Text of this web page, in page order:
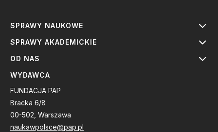
SPRAWY NAUKOWE
SPRAWY AKADEMICKIE
OD NAS
WYDAWCA
FUNDACJA PAP
Bracka 6/8
00-502, Warszawa
naukawpolsce@pap.pl